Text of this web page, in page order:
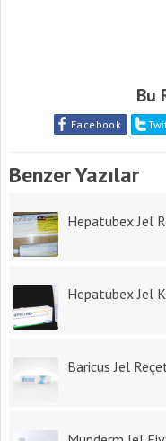
Bu
Facebook
Benzer Yazılar
Hepatubex Jel
Hepatubex Jel
Baricus Jel